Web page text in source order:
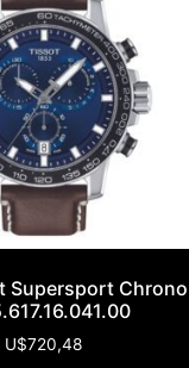
Supersport Chrono
U$720,48